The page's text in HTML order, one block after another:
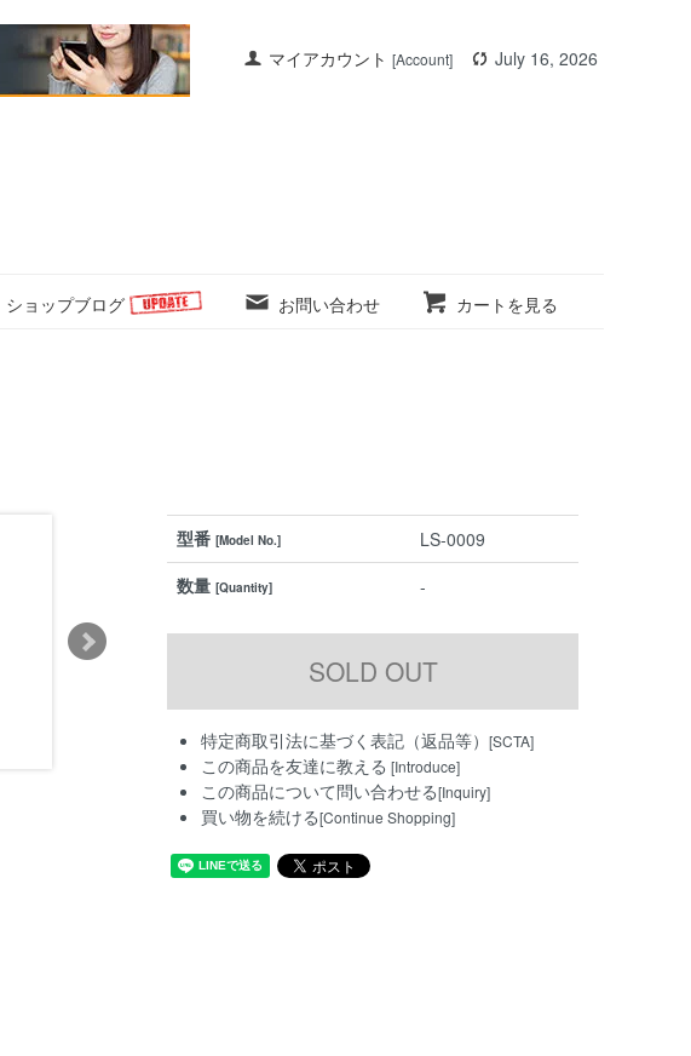
マイアカウント [Account] July 16, 2026
ショップブログ お問い合わせ カートを見る
型番[Model No.]
LS-0009
数量[Quantity] -
特定商取引法に基づく表記（返品等）[SCTA]
この商品を友達に教える [Introduce]
この商品について問い合わせる[Inquiry]
買い物を続ける[Continue Shopping]